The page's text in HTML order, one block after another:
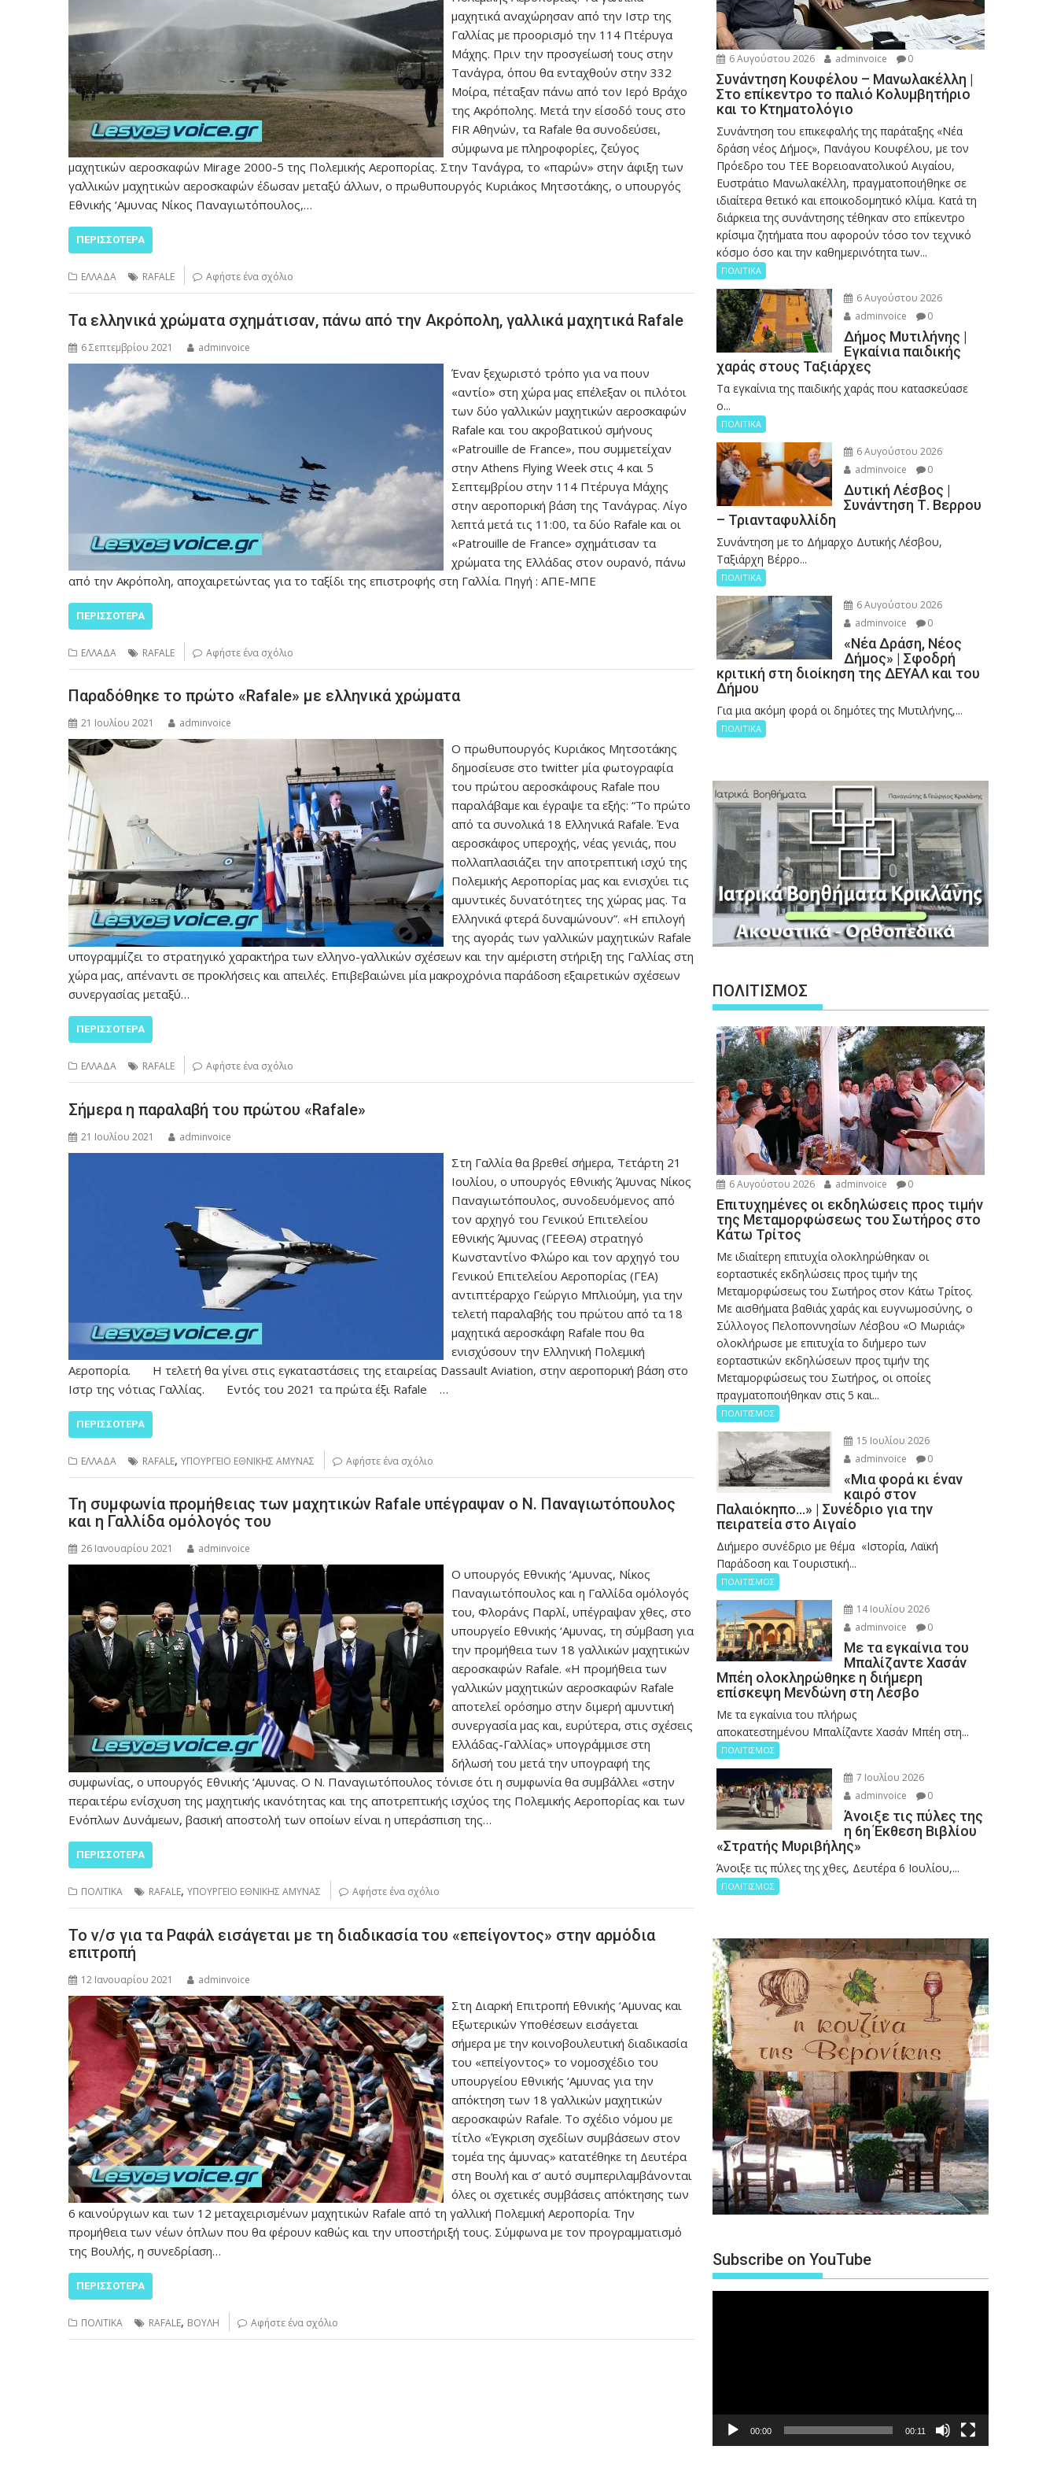
μαχητικά αναχώρησαν από την Ιστρ της
Γαλλίας με προορισμό την 114 Πτέρυγα
Μάχης. Πριν την προσγείωσή τους στην
Τανάγρα, όπου θα ενταχθούν στην 332
Μοίρα, πέταξαν πάνω από τον Ιερό Βράχο
της Ακρόπολης. Μετά την είσοδό τους στο
FIR Αθηνών, τα Rafale θα συνοδεύσει,
σύμφωνα με πληροφορίες, ζεύγος
μαχητικών αεροσκαφών Mirage 2000-5 της Πολεμικής Αεροπορίας. Στην Τανάγρα, το «παρών» στην άφιξη των
γαλλικών μαχητικών αεροσκαφών έδωσαν μεταξύ άλλων, ο πρωθυπουργός Κυριάκος Μητσοτάκης, ο υπουργός
Εθνικής ‘Αμυνας Νίκος Παναγιωτόπουλος,…
ΠΕΡΙΣΣΌΤΕΡΑ
ΕΛΛΑΔΑ RAFALE Αφήστε ένα σχόλιο
Τα ελληνικά χρώματα σχημάτισαν, πάνω από την Ακρόπολη, γαλλικά μαχητικά Rafale
6 Σεπτεμβρίου 2021 adminvoice
Έναν ξεχωριστό τρόπο για να πουν
«αντίο» στη χώρα μας επέλεξαν οι πιλότοι
των δύο γαλλικών μαχητικών αεροσκαφών
Rafale και του ακροβατικού σμήνους
«Patrouille de France», που συμμετείχαν
στην Athens Flying Week στις 4 και 5
Σεπτεμβρίου στην 114 Πτέρυγα Μάχης
στην αεροπορική βάση της Τανάγρας. Λίγο
λεπτά μετά τις 11:00, τα δύο Rafale και οι
«Patrouille de France» σχημάτισαν τα
χρώματα της Ελλάδας στον ουρανό, πάνω
από την Ακρόπολη, αποχαιρετώντας για το ταξίδι της επιστροφής στη Γαλλία. Πηγή : ΑΠΕ-ΜΠΕ
ΠΕΡΙΣΣΌΤΕΡΑ
ΕΛΛΑΔΑ RAFALE Αφήστε ένα σχόλιο
Παραδόθηκε το πρώτο «Rafale» με ελληνικά χρώματα
21 Ιουλίου 2021 adminvoice
Ο πρωθυπουργός Κυριάκος Μητσοτάκης
δημοσίευσε στο twitter μία φωτογραφία
του πρώτου αεροσκάφους Rafale που
παραλάβαμε και έγραψε τα εξής: “Το πρώτο
από τα συνολικά 18 Ελληνικά Rafale. Ένα
αεροσκάφος υπεροχής, νέας γενιάς, που
πολλαπλασιάζει την αποτρεπτική ισχύ της
Πολεμικής Αεροπορίας μας και ενισχύει τις
αμυντικές δυνατότητες της χώρας μας. Τα
Ελληνικά φτερά δυναμώνουν”. «Η επιλογή
της αγοράς των γαλλικών μαχητικών Rafale
υπογραμμίζει το στρατηγικό χαρακτήρα των ελληνο-γαλλικών σχέσεων και την αμέριστη στήριξη της Γαλλίας στη
χώρα μας, απέναντι σε προκλήσεις και απειλές. Επιβεβαιώνει μία μακροχρόνια παράδοση εξαιρετικών σχέσεων
συνεργασίας μεταξύ…
ΠΕΡΙΣΣΌΤΕΡΑ
ΕΛΛΑΔΑ RAFALE Αφήστε ένα σχόλιο
Σήμερα η παραλαβή του πρώτου «Rafale»
21 Ιουλίου 2021 adminvoice
Στη Γαλλία θα βρεθεί σήμερα, Τετάρτη 21
Ιουλίου, ο υπουργός Εθνικής Άμυνας Νίκος
Παναγιωτόπουλος, συνοδευόμενος από
τον αρχηγό του Γενικού Επιτελείου
Εθνικής Άμυνας (ΓΕΕΘΑ) στρατηγό
Κωνσταντίνο Φλώρο και τον αρχηγό του
Γενικού Επιτελείου Αεροπορίας (ΓΕΑ)
αντιπτέραρχο Γεώργιο Μπλιούμη, για την
τελετή παραλαβής του πρώτου από τα 18
μαχητικά αεροσκάφη Rafale που θα
ενισχύσουν την Ελληνική Πολεμική
Αεροπορία. Η τελετή θα γίνει στις εγκαταστάσεις της εταιρείας Dassault Aviation, στην αεροπορική βάση στο
Ιστρ της νότιας Γαλλίας. Εντός του 2021 τα πρώτα έξι Rafale …
ΠΕΡΙΣΣΌΤΕΡΑ
ΕΛΛΑΔΑ RAFALE, ΥΠΟΥΡΓΕΙΟ ΕΘΝΙΚΗΣ ΑΜΥΝΑΣ Αφήστε ένα σχόλιο
Τη συμφωνία προμήθειας των μαχητικών Rafale υπέγραψαν ο Ν. Παναγιωτόπουλος
και η Γαλλίδα ομόλογός του
26 Ιανουαρίου 2021 adminvoice
Ο υπουργός Εθνικής ‘Αμυνας, Νίκος
Παναγιωτόπουλος και η Γαλλίδα ομόλογός
του, Φλοράνς Παρλί, υπέγραψαν χθες, στο
υπουργείο Εθνικής ‘Αμυνας, τη σύμβαση για
την προμήθεια των 18 γαλλικών μαχητικών
αεροσκαφών Rafale. «Η προμήθεια των
γαλλικών μαχητικών αεροσκαφών Rafale
αποτελεί ορόσημο στην διμερή αμυντική
συνεργασία μας και, ευρύτερα, στις σχέσεις
Ελλάδας-Γαλλίας» υπογράμμισε στη
δήλωσή του μετά την υπογραφή της
συμφωνίας, ο υπουργός Εθνικής ‘Αμυνας. Ο Ν. Παναγιωτόπουλος τόνισε ότι η συμφωνία θα συμβάλλει «στην
περαιτέρω ενίσχυση της μαχητικής ικανότητας και της αποτρεπτικής ισχύος της Πολεμικής Αεροπορίας και των
Ενόπλων Δυνάμεων, βασική αποστολή των οποίων είναι η υπεράσπιση της…
ΠΕΡΙΣΣΌΤΕΡΑ
ΠΟΛΙΤΙΚΑ RAFALE, ΥΠΟΥΡΓΕΙΟ ΕΘΝΙΚΗΣ ΑΜΥΝΑΣ Αφήστε ένα σχόλιο
Το ν/σ για τα Ραφάλ εισάγεται με τη διαδικασία του «επείγοντος» στην αρμόδια
επιτροπή
12 Ιανουαρίου 2021 adminvoice
Στη Διαρκή Επιτροπή Εθνικής ‘Αμυνας και
Εξωτερικών Υποθέσεων εισάγεται
σήμερα με την κοινοβουλευτική διαδικασία
του «επείγοντος» το νομοσχέδιο του
υπουργείου Εθνικής ‘Αμυνας για την
απόκτηση των 18 γαλλικών μαχητικών
αεροσκαφών Rafale. Το σχέδιο νόμου με
τίτλο «Έγκριση σχεδίων συμβάσεων στον
τομέα της άμυνας» κατατέθηκε τη Δευτέρα
στη Βουλή και σ’ αυτό συμπεριλαμβάνονται
όλες οι σχετικές συμβάσεις απόκτησης των
6 καινούργιων και των 12 μεταχειρισμένων μαχητικών Rafale από τη γαλλική Πολεμική Αεροπορία. Την
προμήθεια των νέων όπλων που θα φέρουν καθώς και την υποστήριξή τους. Σύμφωνα με τον προγραμματισμό
της Βουλής, η συνεδρίαση…
ΠΕΡΙΣΣΌΤΕΡΑ
ΠΟΛΙΤΙΚΑ RAFALE, ΒΟΥΛΗ Αφήστε ένα σχόλιο
6 Αυγούστου 2026 adminvoice 0
Συνάντηση Κουφέλου – Μανωλακέλλη |
Στο επίκεντρο το παλιό Κολυμβητήριο
και το Κτηματολόγιο
Συνάντηση του επικεφαλής της παράταξης «Νέα
δράση νέος Δήμος», Πανάγου Κουφέλου, με τον
Πρόεδρο του ΤΕΕ Βορειοανατολικού Αιγαίου,
Ευστράτιο Μανωλακέλλη, πραγματοποιήθηκε σε
ιδιαίτερα θετικό και εποικοδομητικό κλίμα. Κατά τη
διάρκεια της συνάντησης τέθηκαν στο επίκεντρο
κρίσιμα ζητήματα που αφορούν τόσο τον τεχνικό
κόσμο όσο και την καθημερινότητα των...
ΠΟΛΙΤΙΚΑ
6 Αυγούστου 2026
adminvoice
0
Δήμος Μυτιλήνης |
Εγκαίνια παιδικής
χαράς στους Ταξιάρχες
Tα εγκαίνια της παιδικής χαράς που κατασκεύασε
ο...
ΠΟΛΙΤΙΚΑ
6 Αυγούστου 2026
adminvoice
0
Δυτική Λέσβος |
Συνάντηση Τ. Βερρου
– Τριανταφυλλίδη
Συνάντηση με το Δήμαρχο Δυτικής Λέσβου,
Ταξιάρχη Βέρρο...
ΠΟΛΙΤΙΚΑ
6 Αυγούστου 2026
adminvoice
0
«Νέα Δράση, Νέος
Δήμος» | Σφοδρή
κριτική στη διοίκηση της ΔΕΥΑΛ και του
Δήμου
Για μια ακόμη φορά οι δημότες της Μυτιλήνης,...
ΠΟΛΙΤΙΚΑ
ΠΟΛΙΤΙΣΜΟΣ
6 Αυγούστου 2026 adminvoice 0
Επιτυχημένες οι εκδηλώσεις προς τιμήν
της Μεταμορφώσεως του Σωτήρος στο
Κάτω Τρίτος
Με ιδιαίτερη επιτυχία ολοκληρώθηκαν οι
εορταστικές εκδηλώσεις προς τιμήν της
Μεταμορφώσεως του Σωτήρος στον Κάτω Τρίτος.
Με αισθήματα βαθιάς χαράς και ευγνωμοσύνης, ο
Σύλλογος Πελοποννησίων Λέσβου «Ο Μωριάς»
ολοκλήρωσε με επιτυχία το διήμερο των
εορταστικών εκδηλώσεων προς τιμήν της
Μεταμορφώσεως του Σωτήρος, οι οποίες
πραγματοποιήθηκαν στις 5 και...
ΠΟΛΙΤΙΣΜΟΣ
15 Ιουλίου 2026
adminvoice
0
«Μια φορά κι έναν
καιρό στον
Παλαιόκηπο…» | Συνέδριο για την
πειρατεία στο Αιγαίο
Διήμερο συνέδριο με θέμα «Ιστορία, Λαϊκή
Παράδοση και Τουριστική...
ΠΟΛΙΤΙΣΜΟΣ
14 Ιουλίου 2026
adminvoice
0
Με τα εγκαίνια του
Μπαλίζαντε Χασάν
Μπέη ολοκληρώθηκε η διήμερη
επίσκεψη Μενδώνη στη Λέσβο
Με τα εγκαίνια του πλήρως
αποκατεστημένου Μπαλίζαντε Χασάν Μπέη στη...
ΠΟΛΙΤΙΣΜΟΣ
7 Ιουλίου 2026
adminvoice
0
Άνοιξε τις πύλες της
η 6η Έκθεση Βιβλίου
«Στρατής Μυριβήλης»
Άνοιξε τις πύλες της χθες, Δευτέρα 6 Ιουλίου,...
ΠΟΛΙΤΙΣΜΟΣ
Subscribe on YouTube
00:00 00:11